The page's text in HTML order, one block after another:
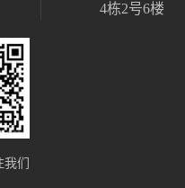
4栋2号6楼
我们